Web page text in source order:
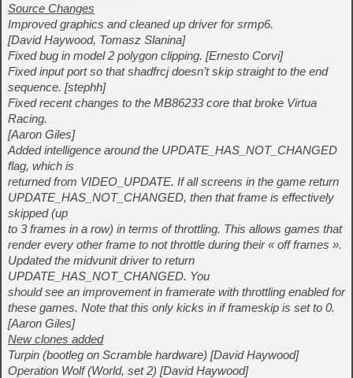
Source Changes
Improved graphics and cleaned up driver for srmp6.
[David Haywood, Tomasz Slanina]
Fixed bug in model 2 polygon clipping. [Ernesto Corvi]
Fixed input port so that shadfrcj doesn’t skip straight to the end
sequence. [stephh]
Fixed recent changes to the MB86233 core that broke Virtua
Racing.
[Aaron Giles]
Added intelligence around the UPDATE_HAS_NOT_CHANGED
flag, which is
returned from VIDEO_UPDATE. If all screens in the game return
UPDATE_HAS_NOT_CHANGED, then that frame is effectively
skipped (up
to 3 frames in a row) in terms of throttling. This allows games that
render every other frame to not throttle during their « off frames ».
Updated the midvunit driver to return
UPDATE_HAS_NOT_CHANGED. You
should see an improvement in framerate with throttling enabled for
these games. Note that this only kicks in if frameskip is set to 0.
[Aaron Giles]
New clones added
Turpin (bootleg on Scramble hardware) [David Haywood]
Operation Wolf (World, set 2) [David Haywood]